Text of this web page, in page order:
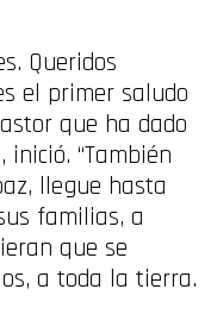
Queridos
el primer saludo
que ha dado
“También
llegue hasta
familias, a
que se
a toda la tierra.